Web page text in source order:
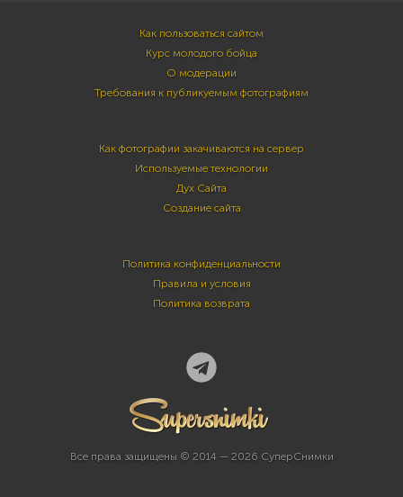
Как пользоваться сайтом
Курс молодого бойца
О модерации
Требования к публикуемым фотографиям
Как фотографии закачиваются на сервер
Используемые технологии
Дух Сайта
Создание сайта
Политика конфиденциальности
Правила и условия
Политика возврата
Все права защищены © 2014 — 2026 СуперСнимки